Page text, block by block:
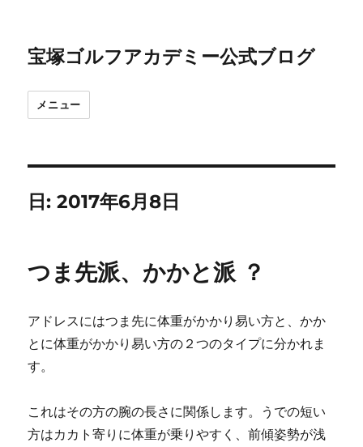
宝塚ゴルフアカデミー公式ブログ
メニュー
日:2017年6月8日
つま先派、かかと派 ？
アドレスにはつま先に体重がかかり易い方と、かか
とに体重がかかり易い方の２つのタイプに分かれま
す。
これはその方の腕の長さに関係します。うでの短い
方はカカト寄りに体重が乗りやすく、前傾姿勢が浅